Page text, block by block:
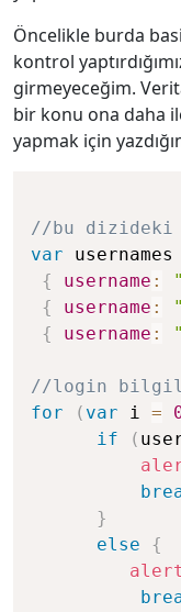
Öncelikle burda
kontrol
girmeyeceğim.
bir konu ona daha
yapmak için
//bu dizideki
var usernames
{
username :
{
username :
{
username :
//login
for
( var i =
if
(
}
else
{
alert